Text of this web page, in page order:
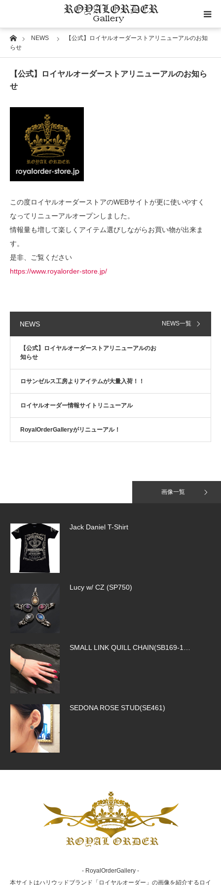
HomeNEWS
【公式】ロイヤルオーダーストアリニューアルのお知
らせ
【公式】ロイヤルオーダーストアリニューアルのお知ら
せ
この度ロイヤルオーダーストアのWEBサイトが更に使いやすく
なってリニューアルオープンしました。
情報量も増して楽しくアイテム選びしながらお買い物が出来ま
す。
是非、ご覧ください
https://www.royalorder-store.jp/
NEWS
【公式】ロイヤルオーダーストアリニューアルのお
知らせ
ロサンゼルス工房よりアイテムが大量入荷！！
ロイヤルオーダー情報サイトリニューアル
RoyalOrderGalleryがリニューアル！
NEWS一覧
画像一覧
SILK CODE w/HOOK（SN-SLK01）
SILK CODE w/HOOK（SN-SLK01）
SILK CODE w/HOOK(SN-SLK01-BROW…
SMALL CORONATION CROSS W/ CZ(S…
- RoyalOrderGallery -
本サイトはハリウッドブランド「ロイヤルオーダー」の画像を紹介するロイ
Category
Image
Material
Wedding
RoyalOrder Links